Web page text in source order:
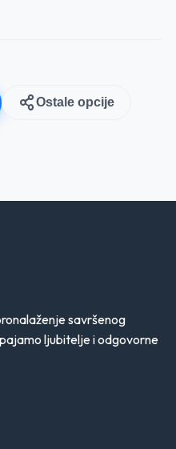
Ostale opcije
savršenog
ljubitelje i odgovorne